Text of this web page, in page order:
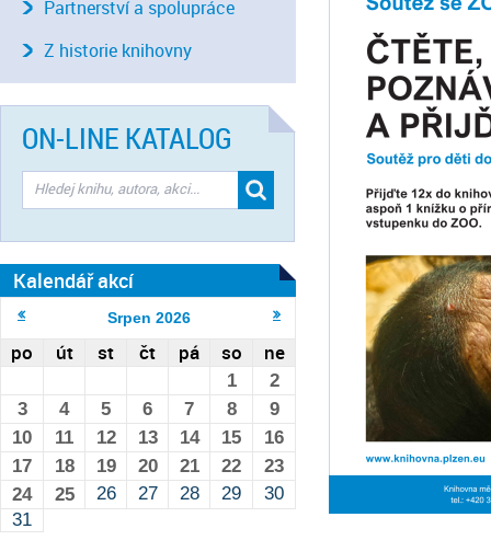
Partnerství a spolupráce
Z historie knihovny
ON-LINE KATALOG
Kalendář akcí
Srpen 2026
po út st čt pá so ne
1
2
3
4 5 6 7 8
9
10
11 12 13 14 15
16
17
18 19 20 21 22
23
24
25 26 27 28 29
30
31